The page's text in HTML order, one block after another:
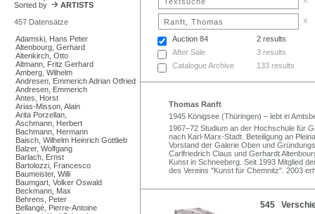
Sorted by
ARTISTS
457 Datensätze
Adamski, Hans Peter
Altenbourg, Gerhard
Altenkirch, Otto
Altmann, Fritz Gerhard
Amberg, Wilhelm
Andresen, Emmerich Adrian Otfried
Andresen, Emmerich
Antes, Horst
Arias-Misson, Alain
Arita Porzellan,
Aschmann, Herbert
Bachmann, Hermann
Baisch, Wilhelm Heinrich Gottlieb
Balzer, Wolfgang
Barlach, Ernst
Bartolozzi, Francesco
Baumeister, Willi
Baumgart, Volker Oswald
Beckmann, Max
Behrens, Peter
Bellangé, Pierre-Antoine
x
Auction 84
2 results
After Sale
3 results
Catalogue Archive
133 results
Thomas Ranft
1945 Königsee (Thüringen) – lebt in
1967–72 Studium an der Hochschule für
nach Karl-Marx-Stadt. Beteiligung an
Vorstand der Galerie Oben und
Carlfriedrich Claus und Gerhardt
Kunst in Schneeberg. Seit 1993 Mitglied
des Vereins "Kunst für Chemnitz". 2003
545